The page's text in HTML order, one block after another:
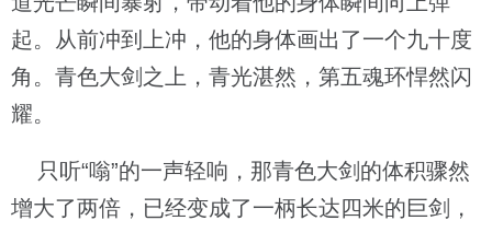
起。从前冲到上冲，他的身体画出了一个九十度
角。青色大剑之上，青光湛然，第五魂环悍然闪
耀。
只听“嗡”的一声轻响，那青色大剑的体积骤然
增大了两倍，已经变成了一柄长达四米的巨剑，